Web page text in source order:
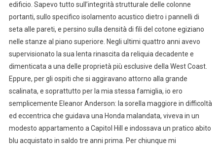
edificio. Sapevo tutto sull’integrità strutturale delle colonne
portanti, sullo specifico isolamento acustico dietro i pannelli di
seta alle pareti, e persino sulla densità di fili del cotone egiziano
nelle stanze al piano superiore. Negli ultimi quattro anni avevo
supervisionato la sua lenta rinascita da reliquia decadente e
dimenticata a una delle proprietà più esclusive della West Coast.
Eppure, per gli ospiti che si aggiravano attorno alla grande
scalinata, e soprattutto per la mia stessa famiglia, io ero
semplicemente Eleanor Anderson: la sorella maggiore in difficoltà
ed eccentrica che guidava una Honda malandata, viveva in un
modesto appartamento a Capitol Hill e indossava un pratico abito
blu acquistato in saldo tre anni prima. Per chiunque mi